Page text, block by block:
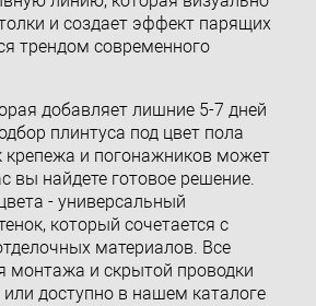
и создает эффект парящих
трендом современного
добавляет лишние 5-7 дней
плинтуса под цвет пола
крепежа и погонажников может
вы найдете готовое решение.
- универсальный
который сочетается с
материалов. Все
монтажа и скрытой проводки
доступно в нашем каталоге